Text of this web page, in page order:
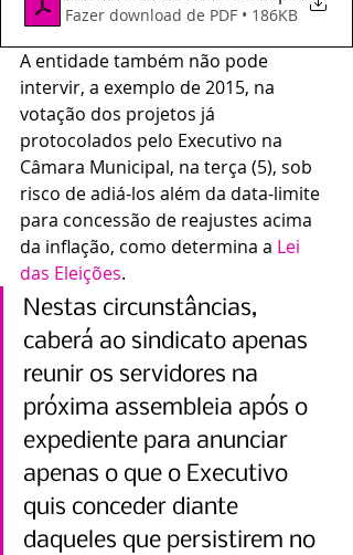
Fazer download de PDF • 186KB
A entidade também não pode
intervir, a exemplo de 2015, na
votação dos projetos já
protocolados pelo Executivo na
Câmara Municipal, na terça (5), sob
risco de adiá-los além da data-limite
para concessão de reajustes acima
da inflação, como determina a Lei
das Eleições.
Nestas circunstâncias,
caberá ao sindicato apenas
reunir os servidores na
próxima assembleia após o
expediente para anunciar
apenas o que o Executivo
quis conceder diante
daqueles que persistirem no